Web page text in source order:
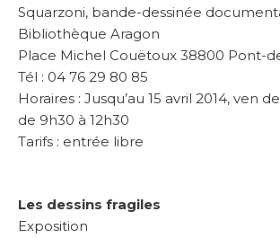
Squarzoni, bande-dessinée
Bibliothèque Aragon
Place Michel Couëtoux 38800 Pont-
Tél : 04 76 29 80 85
Horaires : Jusqu’au 15 avril 2014, ven
de 9h30 à 12h30
Tarifs : entrée libre
Les dessins fragiles
Exposition